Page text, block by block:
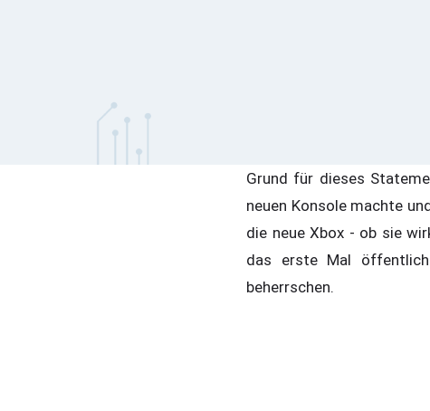
Grund für dieses
neuen Konsole machte
die neue Xbox - ob sie
das erste Mal
beherrschen.